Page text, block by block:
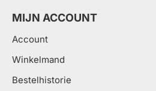
MIJN ACCOUNT
Account
Winkelmand
Bestelhistorie